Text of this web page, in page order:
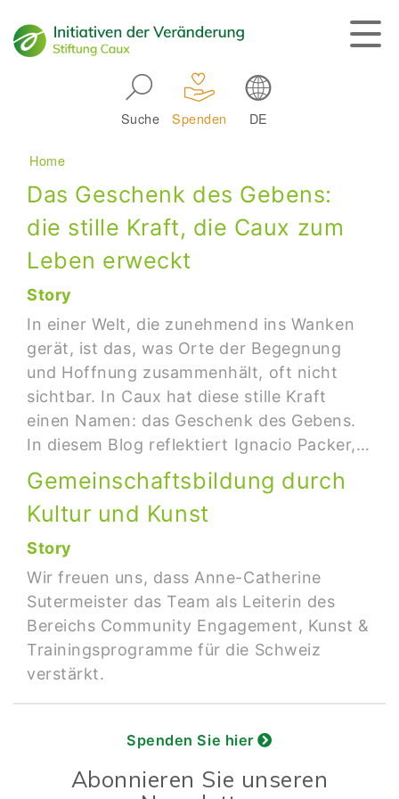
Suche Spenden DE
Main navigation
Breadcrumb
Home
Das Geschenk des Gebens:
die stille Kraft, die Caux zum
Leben erweckt
Story
In einer Welt, die zunehmend ins Wanken
gerät, ist das, was Orte der Begegnung
und Hoffnung zusammenhält, oft nicht
sichtbar. In Caux hat diese stille Kraft
einen Namen: das Geschenk des Gebens.
In diesem Blog reflektiert Ignacio Packer,…
Gemeinschaftsbildung durch
Kultur und Kunst
Story
Wir freuen uns, dass Anne-Catherine
Sutermeister das Team als Leiterin des
Bereichs Community Engagement, Kunst &
Trainingsprogramme für die Schweiz
verstärkt. ​
Spenden Sie hier
Abonnieren Sie unseren